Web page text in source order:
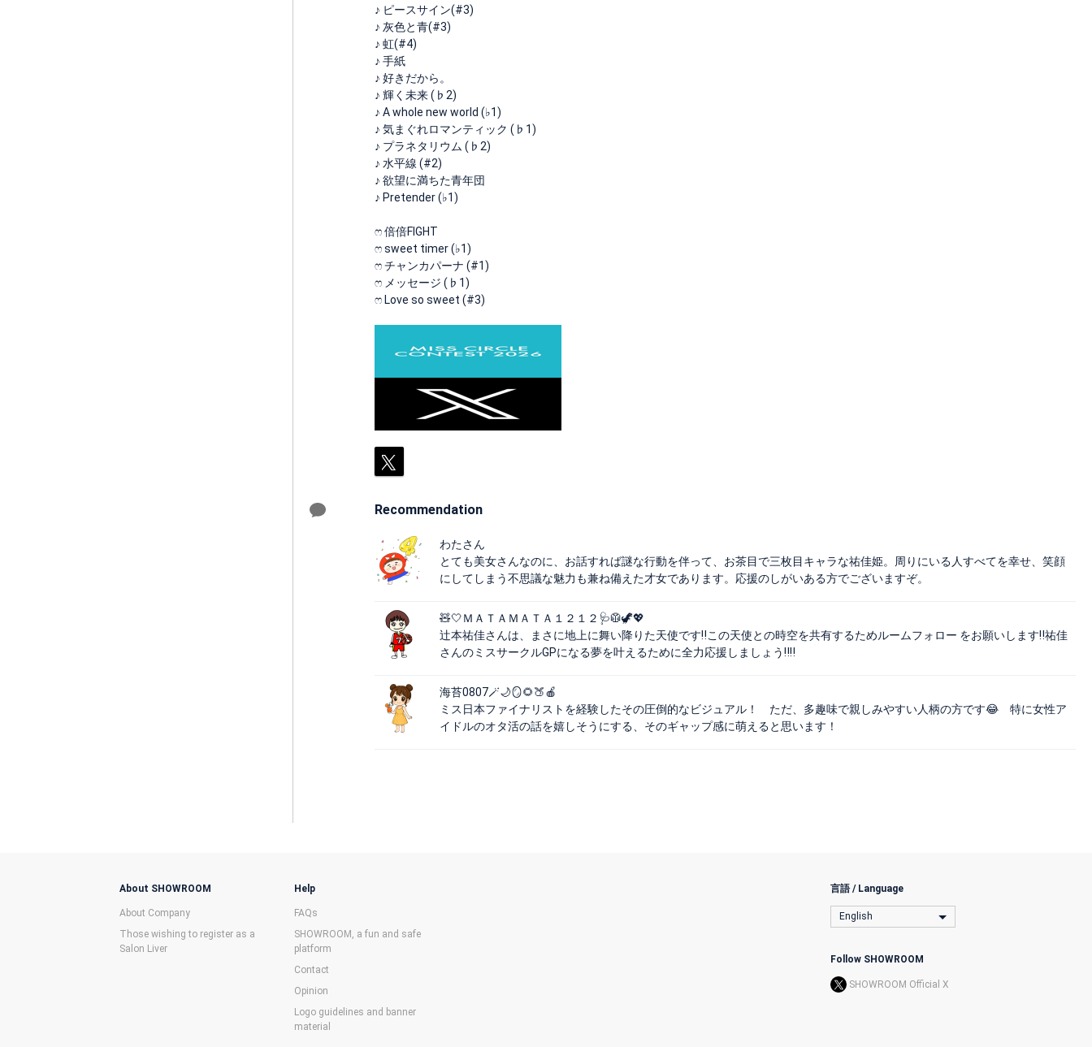
♪ ピースサイン(#3)
♪ 灰色と青(#3)
♪ 虹(#4)
♪ 手紙
♪ 好きだから。
♪ 輝く未来 (♭2)
♪ A whole new world (♭1)
♪ 気まぐれロマンティック (♭1)
♪ プラネタリウム (♭2)
♪ 水平線 (#2)
♪ 欲望に満ちた青年団
♪ Pretender (♭1)
ෆ 倍倍FIGHT
ෆ sweet timer (♭1)
ෆ チャンカパーナ (#1)
ෆ メッセージ (♭1)
ෆ Love so sweet (#3)
Recommendation
わたさん
とても美女さんなのに、お話すれば謎な行動を伴って、お茶目で三枚目キャラな祐佳姫。周りにいる人すべてを幸せ、笑顔
にしてしまう不思議な魅力も兼ね備えた才女であります。応援のしがいある方でございますぞ。
🧸🤍ＭＡＴＡＭＡＴＡ１２１２🩺🥼🦖💖
辻本祐佳さんは、まさに地上に舞い降りた天使です‼️この天使との時空を共有するためルームフォロー をお願いします‼️祐佳
さんのミスサークルGPになる夢を叶えるために全力応援しましょう‼️‼️
海苔0807🪄🌙🪞🌻🍑🍎
ミス日本ファイナリストを経験したその圧倒的なビジュアル！ ただ、多趣味で親しみやすい人柄の方です😂 特に女性ア
イドルのオタ活の話を嬉しそうにする、そのギャップ感に萌えると思います！
About SHOWROOM
About Company
Those wishing to register as a
Salon Liver
Help
FAQs
SHOWROOM, a fun and safe
platform
Contact
Opinion
Logo guidelines and banner
material
言語 / Language
English
Follow SHOWROOM
SHOWROOM Official X